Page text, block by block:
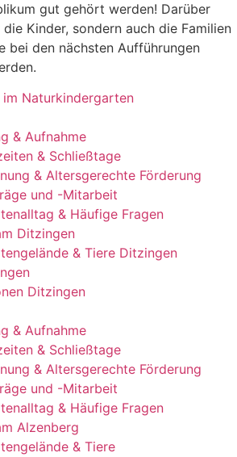
gut gehört werden! Darüber
Kinder, sondern auch die Familien
bei den nächsten Aufführungen
Naturkindergarten
& Aufnahme
& Schließtage
& Altersgerechte Förderung
und -Mitarbeit
& Häufige Fragen
Ditzingen
& Tiere Ditzingen
Ditzingen
& Aufnahme
& Schließtage
& Altersgerechte Förderung
und -Mitarbeit
& Häufige Fragen
Alzenberg
& Tiere